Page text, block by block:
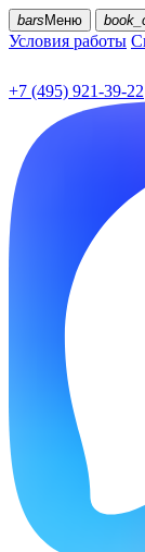
bars Меню
Условия работы
+7 (495) 921-39-22